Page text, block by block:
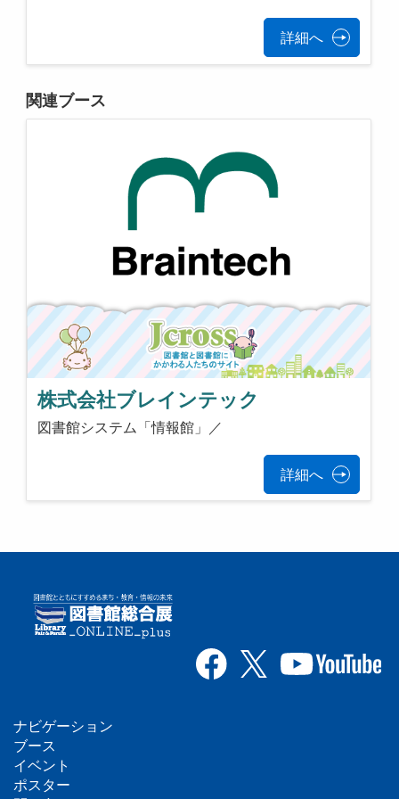
詳細へ
関連ブース
株式会社ブレインテック
図書館システム「情報館」／
詳細へ
フ
ッ
ナビゲーション
ブース
イベント
ポスター